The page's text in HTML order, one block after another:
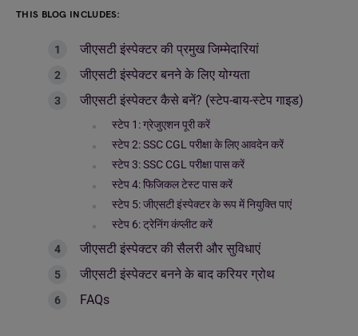
THIS BLOG INCLUDES:
जीएसटी इंस्पेक्टर की प्रमुख जिम्मेदारियां
जीएसटी इंस्पेक्टर बनने के लिए योग्यता
जीएसटी इंस्पेक्टर कैसे बनें? (स्टेप-बाय-स्टेप गाइड)
स्टेप 1: ग्रेजुएशन पूरी करें
स्टेप 2: SSC CGL परीक्षा के लिए आवदेन करें
स्टेप 3: SSC CGL परीक्षा पास करें
स्टेप 4: फिजिकल टेस्ट पास करें
स्टेप 5: जीएसटी इंस्पेक्टर के रूप में नियुक्ति पाएं
स्टेप 6: ट्रेनिंग कंप्लीट करें
जीएसटी इंस्पेक्टर की सैलरी और सुविधाएं
जीएसटी इंस्पेक्टर बनने के बाद करियर ग्रोथ
FAQs